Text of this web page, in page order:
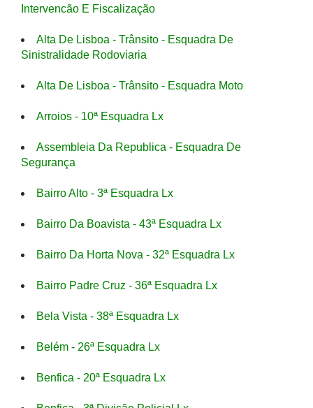
Intervencão E Fiscalização
Alta De Lisboa - Trânsito - Esquadra De
Sinistralidade Rodoviaria
Alta De Lisboa - Trânsito - Esquadra Moto
Arroios - 10ª Esquadra Lx
Assembleia Da Republica - Esquadra De
Segurança
Bairro Alto - 3ª Esquadra Lx
Bairro Da Boavista - 43ª Esquadra Lx
Bairro Da Horta Nova - 32ª Esquadra Lx
Bairro Padre Cruz - 36ª Esquadra Lx
Bela Vista - 38ª Esquadra Lx
Belém - 26ª Esquadra Lx
Benfica - 20ª Esquadra Lx